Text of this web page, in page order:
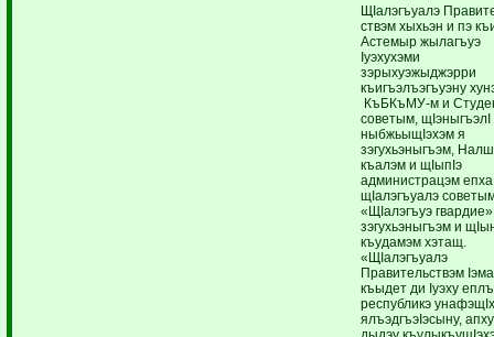
ЩIалэгъуалэ
ствэм хыхьэн и пэ
Астемыр жылагъуэ
Iуэхухэми
зэрыхуэжыджэрри
къигъэлъэгъуэну
КъБКъМУ-м и
советым, щIэныгъэлI
ныбжьыщIэхэм я
зэгухьэныгъэм,
къалэм и щIыпIэ
администрацэм епха
щIалэгъуалэ
«ЩIалэгъуэ гвардие»
зэгухьэныгъэм и
къудамэм хэтащ.
«ЩIалэгъуалэ
Правительствэм
къыдет ди Iуэху
республикэ
ялъэдгъэIэсыну,